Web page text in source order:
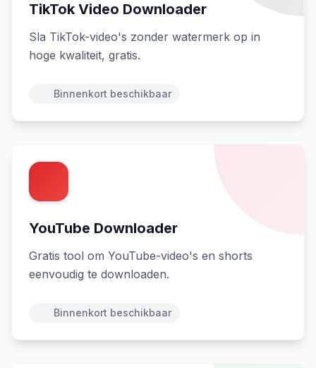
TikTok Video Downloader
Sla TikTok-video's zonder watermerk op in
hoge kwaliteit, gratis.
Binnenkort beschikbaar
YouTube Downloader
Gratis tool om YouTube-video's en shorts
eenvoudig te downloaden.
Binnenkort beschikbaar